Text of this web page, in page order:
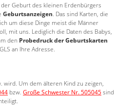
Geburt des kleinen Erdenbürgers
Geburtsanzeigen. Das sind Karten, die
um diese Dinge meist die Männer
mit uns. Lediglich die Daten des Babys,
den Probedruck der Geburtskarten
an Ihre Adresse.
wird. Um dem älteren Kind zu zeigen,
bzw. Große Schwester Nr. 505045sind